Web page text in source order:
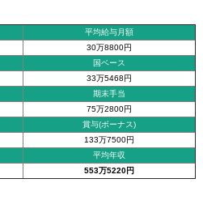
平均給与月額
30万8800円
国ベース
33万5468円
期末手当
75万2800円
賞与(ボーナス)
133万7500円
平均年収
553万5220円